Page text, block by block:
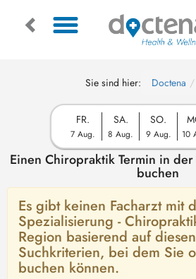
Sie sind hier: Doctena
FR.
7 Aug.
SA.
8 Aug.
SO.
9 Aug. 10
Einen Chiropraktik Termin in
buchen
Es gibt keinen Facharzt mit
Spezialisierung -
Region basierend auf diesen
Suchkriterien, bei dem Sie
buchen können.